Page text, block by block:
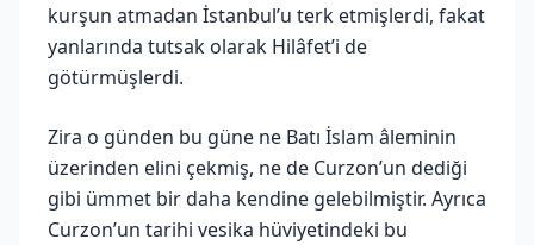
kurşun atmadan İstanbul’u terk etmişlerdi, fakat
yanlarında tutsak olarak Hilâfet’i de
götürmüşlerdi.
Zira o günden bu güne ne Batı İslam âleminin
üzerinden elini çekmiş, ne de Curzon’un dediği
gibi ümmet bir daha kendine gelebilmiştir. Ayrıca
Curzon’un tarihi vesika hüviyetindeki bu